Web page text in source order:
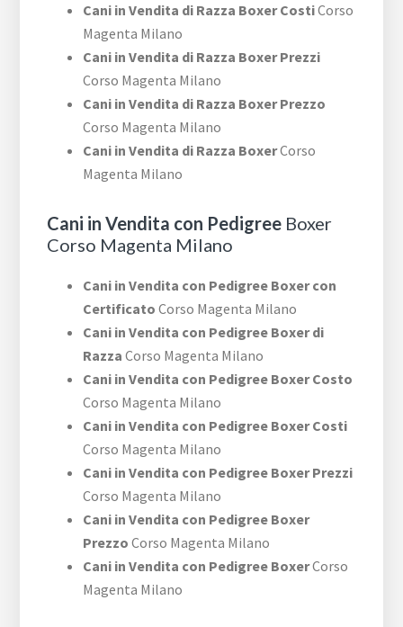
Cani in Vendita di Razza Boxer CostiCorso
Magenta Milano
Cani in Vendita di Razza Boxer Prezzi
Corso Magenta Milano
Cani in Vendita di Razza Boxer Prezzo
Corso Magenta Milano
Cani in Vendita di Razza BoxerCorso
Magenta Milano
Cani in Vendita con Pedigree Boxer
Corso Magenta Milano
Cani in Vendita con Pedigree Boxer con
Certificato Corso Magenta Milano
Cani in Vendita con Pedigree Boxer di
Razza Corso Magenta Milano
Cani in Vendita con Pedigree Boxer Costo
Corso Magenta Milano
Cani in Vendita con Pedigree Boxer Costi
Corso Magenta Milano
Cani in Vendita con Pedigree Boxer Prezzi
Corso Magenta Milano
Cani in Vendita con Pedigree Boxer
Prezzo Corso Magenta Milano
Cani in Vendita con Pedigree BoxerCorso
Magenta Milano